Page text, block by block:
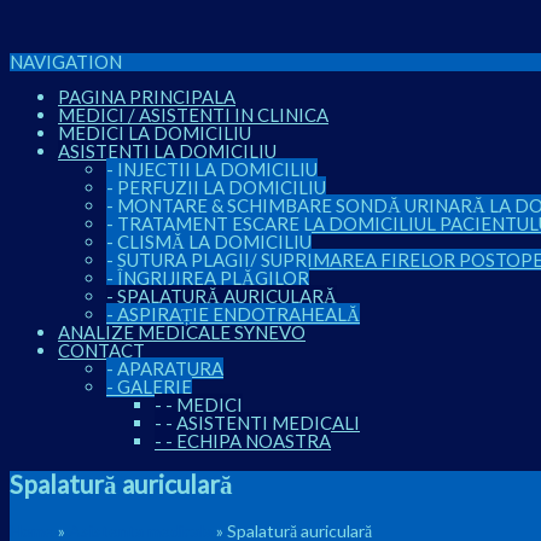
NAVIGATION
PAGINA PRINCIPALA
MEDICI / ASISTENTI IN CLINICA
MEDICI LA DOMICILIU
ASISTENTI LA DOMICILIU
- INJECTII LA DOMICILIU
- PERFUZII LA DOMICILIU
- MONTARE & SCHIMBARE SONDĂ URINARĂ LA
- TRATAMENT ESCARE LA DOMICILIUL
- CLISMĂ LA DOMICILIU
- SUTURA PLAGII/ SUPRIMAREA FIRELOR
- ÎNGRIJIREA PLĂGILOR
- SPALATURĂ AURICULARĂ
- ASPIRAȚIE ENDOTRAHEALĂ
ANALIZE MEDICALE SYNEVO
CONTACT
- APARATURA
- GALERIE
- - MEDICI
- - ASISTENTI MEDICALI
- - ECHIPA NOASTRA
Spalatură auriculară
» » Spalatură auriculară